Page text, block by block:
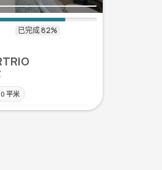
平米